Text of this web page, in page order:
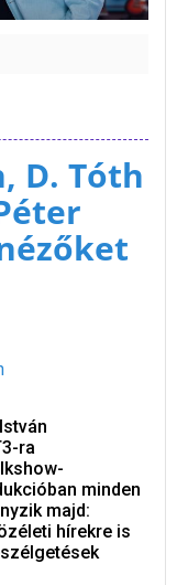
D. Tóth
ra
minden
majd:
hírekre is